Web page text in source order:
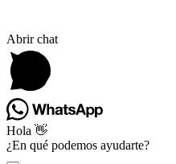
Abrir chat
Hola 👋
¿En qué podemos ayudarte?